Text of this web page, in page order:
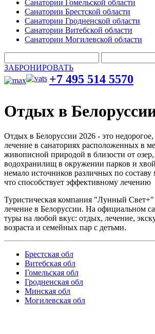
Санатории Гомельской области
Санатории Брестской области
Санатории Гродненской области
Санатории Витебской области
Санатории Могилевской области
ЗАБРОНИРОВАТЬ
+7 495 514 5570
Отдых в
Отдых в Белоруссии 2026 - это недорогое,
лечение в санаториях расположенных в
живописной природой в близости от
водохранилищ в окружении парков и
немало источников различных по
что способствует эффективному лечению
Туристическая компания "Лунный Свет+"
лечение в Белоруссии. На официальном
туры на любой вкус: отдых, лечение,
возраста и семейных пар с детьми.
Брестская обл
Витебская обл
Гомельская обл
Гродненская обл
Минская обл
Могилевская обл